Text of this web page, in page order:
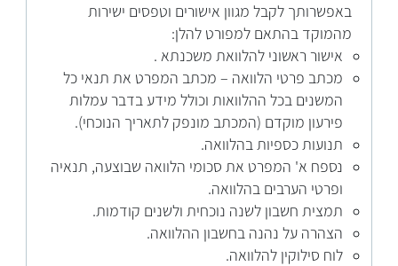
באפשרותך לקבל מגוון אישורים וטפסים ישירות
מהמוקד בהתאם למפורט להלן:
אישור ראשוני להלוואת משכנתא .
מכתב פרטי הלוואה – מכתב המפרט את תנאי כל
המשנים בכל ההלוואות וכולל מידע בדבר עמלות
פירעון מוקדם (המכתב מונפק לתאריך הנוכחי).
תנועות כספיות בהלוואה.
נספח א' המפרט את סכומי הלוואה שבוצעה, תנאיה
ופרטי הערבים בהלוואה.
תמצית חשבון לשנה נוכחית ולשנים קודמות.
הצהרה על נהנה בחשבון ההלוואה.
לוח סילוקין להלוואה.